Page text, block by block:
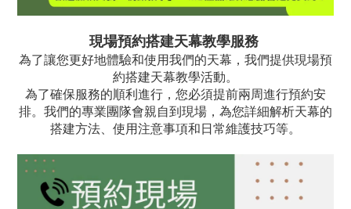
現場預約搭建天幕教學服務
為了讓您更好地體驗和使用我們的天幕，我們提供現場預
約搭建天幕教學活動。
為了確保服務的順利進行，您必須提前兩周進行預約安
排。我們的專業團隊會親自到現場，為您詳細解析天幕的
搭建方法、使用注意事項和日常維護技巧等。